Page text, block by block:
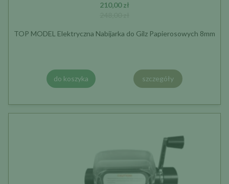
210,00 zł
TOP MODEL Elektryczna Nabijarka do Gilz Papierosowych 8mm
do koszyka szczegóły